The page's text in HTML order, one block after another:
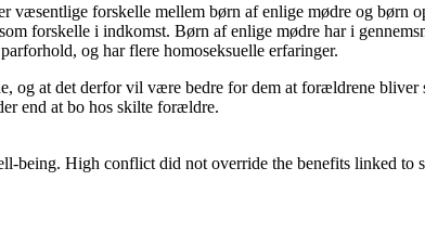
væsentlige forskelle mellem børn af enlige mødre og børn
forskelle i indkomst. Børn af enlige mødre har i
og har flere homoseksuelle erfaringer.
og at det derfor vil være bedre for dem at forældrene bliver
end at bo hos skilte forældre.
being. High conflict did not override the benefits linked to